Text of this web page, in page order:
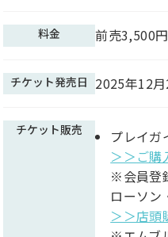
料金 前売3,500
チケット発売日 2025年12
チケット販売
プレイガ
＞＞ ご購
※会員登
ローソン
＞＞店頭